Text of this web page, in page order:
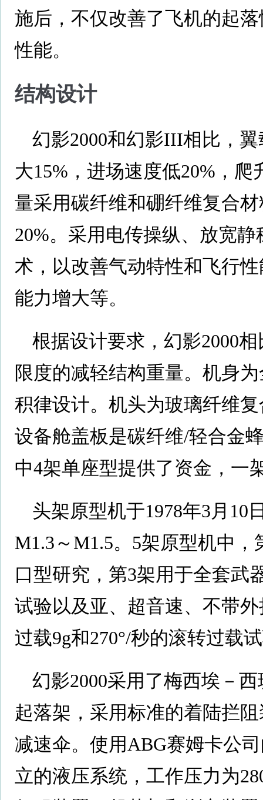
施后，不仅改善了飞机的起
性能。
结构设计
幻影2000和幻影III相比，
大15%，进场速度低20%，
量采用碳纤维和硼纤维复合
20%。采用电传操纵、放宽
术，以改善气动特性和飞行
能力增大等。
根据设计要求，幻影2000
限度的减轻结构重量。机身
积律设计。机头为玻璃纤维
设备舱盖板是碳纤维/轻合金
中4架单座型提供了资金，一
头架原型机于1978年3月10
M1.3～M1.5。5架原型机中
口型研究，第3架用于全套武
试验以及亚、超音速、不带
过载9g和270°/秒的滚转过载
幻影2000采用了梅西埃－
起落架，采用标准的着陆拦
减速伞。使用ABG赛姆卡公
立的液压系统，工作压力为